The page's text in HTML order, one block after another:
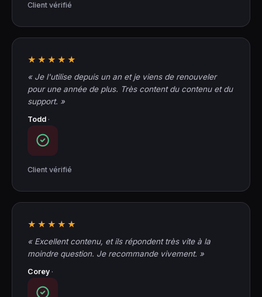
Client vérifié
★★★★★
« Je l'utilise depuis un an et je viens de renouveler
pour une année de plus. Très content du contenu et du
support. »
Todd ·
Client vérifié
★★★★★
« Excellent contenu, et ils répondent très vite à la
moindre question. Je recommande vivement. »
Corey ·